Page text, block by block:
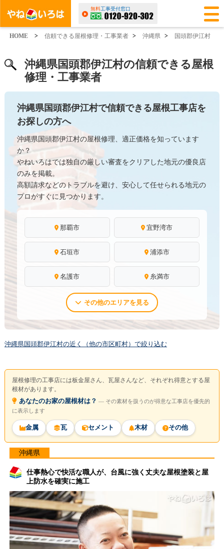
無料工事受付窓口
HOME > 信頼できる屋根修理・工事業者 > 沖縄県 > 国頭郡伊江村
沖縄県国頭郡伊江村の信頼できる屋根
修理・工事業者
沖縄県国頭郡伊江村で信頼できる屋根工事店を
お探しの方へ
沖縄県国頭郡伊江村の屋根修理、適正価格を知っています
か？
やねいろはでは独自の厳しい審査をクリアした地元の優良店
のみを掲載。
高額請求などのトラブルを避け、安心して任せられる地元の
プロがすぐに見つかります。
那覇市 宜野湾市
石垣市 浦添市
名護市 糸満市
その他のエリアを見る
沖縄県国頭郡伊江村の近く（他の市区町村）で絞り込む
屋根修理の工事店には板金屋さん、瓦屋さんなど、それぞれ得意とする屋
根材があります。
あなたのお家の屋根材は？ ― その素材を扱うのが得意な工事店を優先的
に表示します
金属 瓦 セメント 木材 その他
沖縄県
仕事熱心で快活な職人が、台風に強く丈夫な屋根塗装と屋
上防水を確実に施工